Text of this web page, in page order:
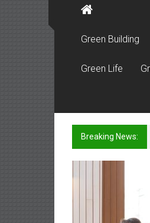
Green Building
Green Life
Breaking News: